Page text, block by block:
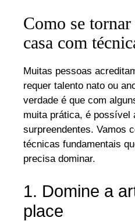
Como se
casa com
Muitas pessoas
requer talento nato ou
verdade é que com
muita prática, é possível
surpreendentes. Vamos
técnicas fundamentais
precisa dominar.
1. Domine a
place